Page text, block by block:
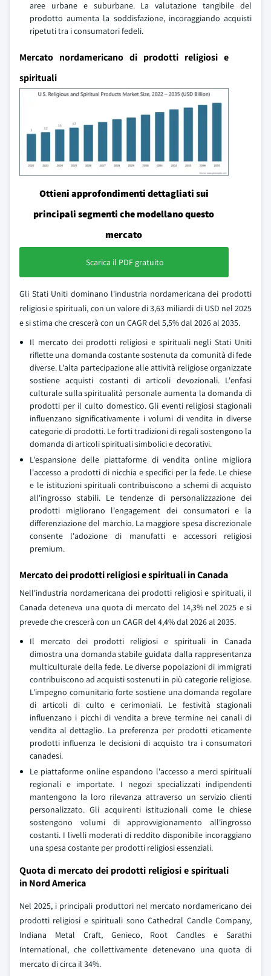
aree urbane e suburbane. La valutazione tangibile del
prodotto aumenta la soddisfazione, incoraggiando acquisti
ripetuti tra i consumatori fedeli.
Mercato nordamericano di prodotti religiosi e
spirituali
Ottieni approfondimenti dettagliati sui
principali segmenti che modellano questo
mercato
Scarica il PDF gratuito
Gli Stati Uniti dominano l'industria nordamericana dei prodotti
religiosi e spirituali, con un valore di 3,63 miliardi di USD nel 2025
e si stima che crescerà con un CAGR del 5,5% dal 2026 al 2035.
Il mercato dei prodotti religiosi e spirituali negli Stati Uniti
riflette una domanda costante sostenuta da comunità di fede
diverse. L'alta partecipazione alle attività religiose organizzate
sostiene acquisti costanti di articoli devozionali. L'enfasi
culturale sulla spiritualità personale aumenta la domanda di
prodotti per il culto domestico. Gli eventi religiosi stagionali
influenzano significativamente i volumi di vendita in diverse
categorie di prodotti. Le forti tradizioni di regali sostengono la
domanda di articoli spirituali simbolici e decorativi.
L'espansione delle piattaforme di vendita online migliora
l'accesso a prodotti di nicchia e specifici per la fede. Le chiese
e le istituzioni spirituali contribuiscono a schemi di acquisto
all'ingrosso stabili. Le tendenze di personalizzazione dei
prodotti migliorano l'engagement dei consumatori e la
differenziazione del marchio. La maggiore spesa discrezionale
consente l'adozione di manufatti e accessori religiosi
premium.
Mercato dei prodotti religiosi e spirituali in Canada
Nell'industria nordamericana dei prodotti religiosi e spirituali, il
Canada deteneva una quota di mercato del 14,3% nel 2025 e si
prevede che crescerà con un CAGR del 4,4% dal 2026 al 2035.
Il mercato dei prodotti religiosi e spirituali in Canada
dimostra una domanda stabile guidata dalla rappresentanza
multiculturale della fede. Le diverse popolazioni di immigrati
contribuiscono ad acquisti sostenuti in più categorie religiose.
L'impegno comunitario forte sostiene una domanda regolare
di articoli di culto e cerimoniali. Le festività stagionali
influenzano i picchi di vendita a breve termine nei canali di
vendita al dettaglio. La preferenza per prodotti eticamente
prodotti influenza le decisioni di acquisto tra i consumatori
canadesi.
Le piattaforme online espandono l'accesso a merci spirituali
regionali e importate. I negozi specializzati indipendenti
mantengono la loro rilevanza attraverso un servizio clienti
personalizzato. Gli acquirenti istituzionali come le chiese
sostengono volumi di approvvigionamento all'ingrosso
costanti. I livelli moderati di reddito disponibile incoraggiano
una spesa costante per prodotti religiosi essenziali.
Quota di mercato dei prodotti religiosi e spirituali
in Nord America
Nel 2025, i principali produttori nel mercato nordamericano dei
prodotti religiosi e spirituali sono Cathedral Candle Company,
Indiana Metal Craft, Genieco, Root Candles e Sarathi
International, che collettivamente detenevano una quota di
mercato di circa il 34%.